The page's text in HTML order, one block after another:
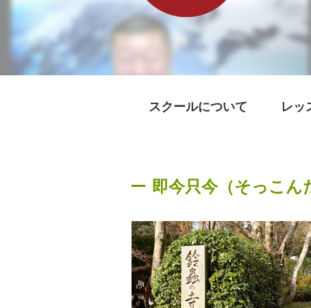
スクールについて レッ
即今只今（そっこん